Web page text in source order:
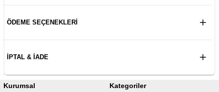
ÖDEME SEÇENEKLERI
İPTAL & İADE
Kurumsal Kategoriler